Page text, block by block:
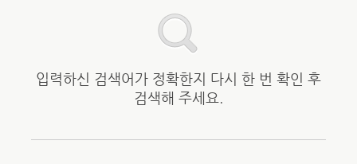
입력하신 검색어가 정확한지 다시 한 번 확인 후
검색해 주세요.